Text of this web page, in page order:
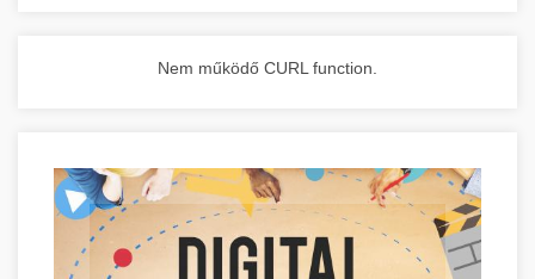
Nem működő CURL function.